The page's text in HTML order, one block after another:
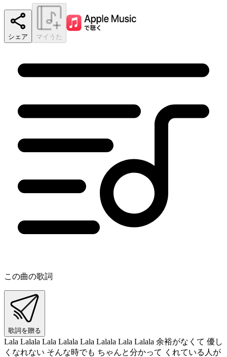
シェア マイうた
この曲の歌詞
歌詞を贈る
Lala Lalala Lala Lalala Lala Lalala Lala Lalala 余裕がなくて 優し
くなれない そんな時でも ちゃんと分かって くれている人が